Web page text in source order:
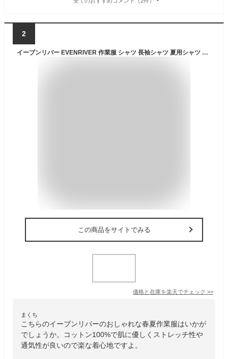
2
イーブンリバー EVENRIVER 作業服 シャツ 長袖シャツ 夏用シャツ 綿100% SR-4006 春夏作業服 作業着 スタンダードシリーズ
この商品をサイトでみる
価格と在庫を楽天でチェック >>
まくち
こちらのイーブンリバーのおしゃれな春夏作業服はいかが
でしょうか。コットン100%で肌に優しくストレッチ性や
通気性が良いので楽な着心地ですよ。